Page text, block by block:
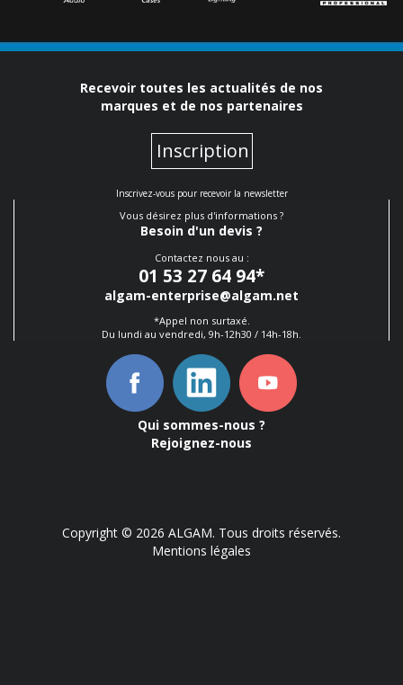
Recevoir toutes les actualités de nos
marques et de nos partenaires
Inscription
Inscrivez-vous pour recevoir la newsletter
Vous désirez plus d'informations ?
Besoin d'un devis ?
Contactez nous au :
01 53 27 64 94*
algam-enterprise@algam.net
*Appel non surtaxé.
Du lundi au vendredi, 9h-12h30 / 14h-18h.
Qui sommes-nous ?
Rejoignez-nous
Copyright © 2026 ALGAM. Tous droits réservés.
Mentions légales